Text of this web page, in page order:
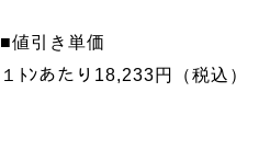
■値引き単価
１ﾄﾝあたり18,233円（税込）